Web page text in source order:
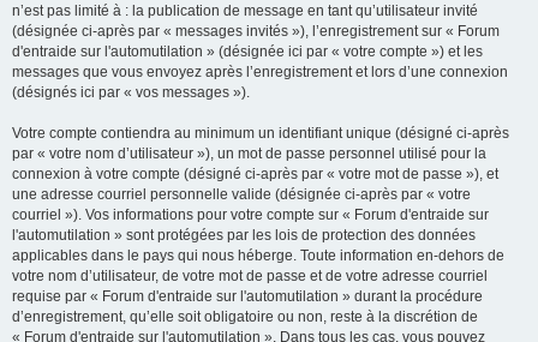
n’est pas limité à : la publication de message en tant qu’utilisateur invité
(désignée ci-après par « messages invités »), l’enregistrement sur « Forum
d'entraide sur l'automutilation » (désignée ici par « votre compte ») et les
messages que vous envoyez après l’enregistrement et lors d’une connexion
(désignés ici par « vos messages »).
Votre compte contiendra au minimum un identifiant unique (désigné ci-après
par « votre nom d’utilisateur »), un mot de passe personnel utilisé pour la
connexion à votre compte (désigné ci-après par « votre mot de passe »), et
une adresse courriel personnelle valide (désignée ci-après par « votre
courriel »). Vos informations pour votre compte sur « Forum d'entraide sur
l'automutilation » sont protégées par les lois de protection des données
applicables dans le pays qui nous héberge. Toute information en-dehors de
votre nom d’utilisateur, de votre mot de passe et de votre adresse courriel
requise par « Forum d'entraide sur l'automutilation » durant la procédure
d’enregistrement, qu’elle soit obligatoire ou non, reste à la discrétion de
« Forum d'entraide sur l'automutilation ». Dans tous les cas, vous pouvez